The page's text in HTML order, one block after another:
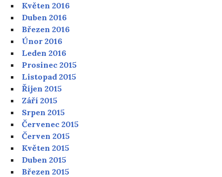
Květen 2016
Duben 2016
Březen 2016
Únor 2016
Leden 2016
Prosinec 2015
Listopad 2015
Říjen 2015
Září 2015
Srpen 2015
Červenec 2015
Červen 2015
Květen 2015
Duben 2015
Březen 2015